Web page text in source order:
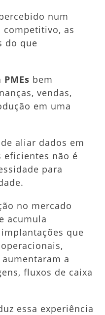
+
Preços)
num
competitivo, as
do que
bem
vendas,
em uma
aliar dados em
eficientes não é
para
no mercado
acumula
que
a
fluxos de caixa
essa experiência